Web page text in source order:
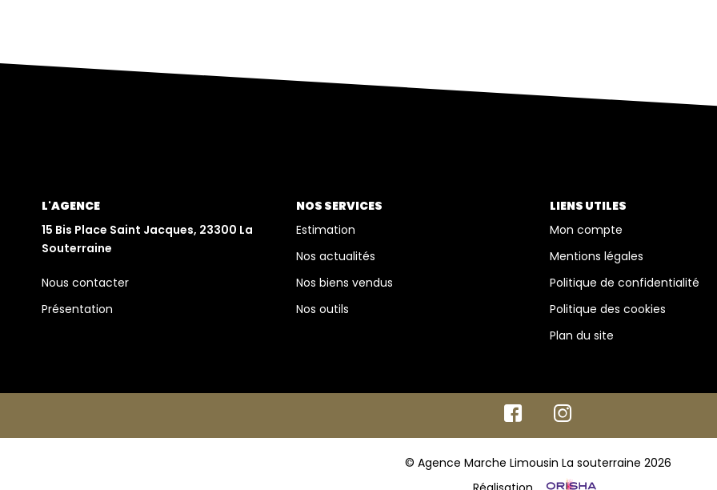
L'AGENCE
15 Bis Place Saint Jacques, 23300 La
Souterraine
Nous contacter
Présentation
NOS SERVICES
Estimation
Nos actualités
Nos biens vendus
Nos outils
LIENS UTILES
Mon compte
Mentions légales
Politique de confidentialité
Politique des cookies
Plan du site
© Agence Marche Limousin La souterraine 2026